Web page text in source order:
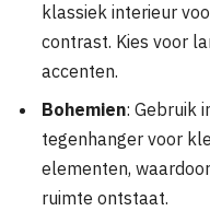
klassiek interieur
contrast. Kies voor
accenten.
Bohemien: Gebruik
tegenhanger voor
elementen,
ruimte ontstaat.